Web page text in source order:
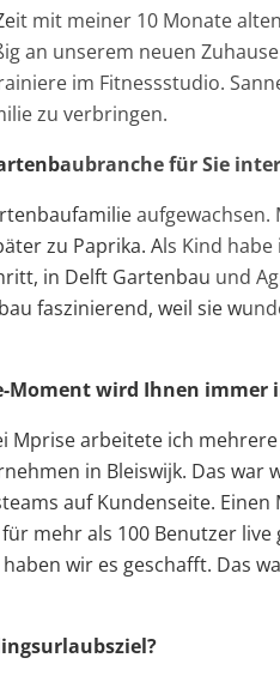
mit meiner 10 Monate
an unserem neuen
im Fitnessstudio.
zu verbringen.
für Sie
zu Paprika. Als Kind
in Delft Gartenbau und
faszinierend, weil sie
Moment wird Ihnen immer
Mprise arbeitete ich
in Bleiswijk. Das war
auf Kundenseite.
mehr als 100 Benutzer
wir es geschafft. Das